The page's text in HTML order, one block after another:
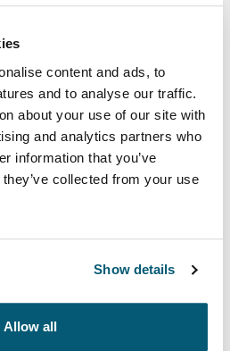
content and ads, to
and to analyse our traffic.
about your use of our site with
and analytics partners who
information that you’ve
collected from your use
Show details
Allow all
Backpack Negro (selected)
inteligente para la